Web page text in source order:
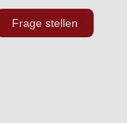
Frage stellen